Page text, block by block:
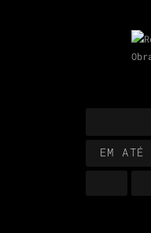
EM ATÉ